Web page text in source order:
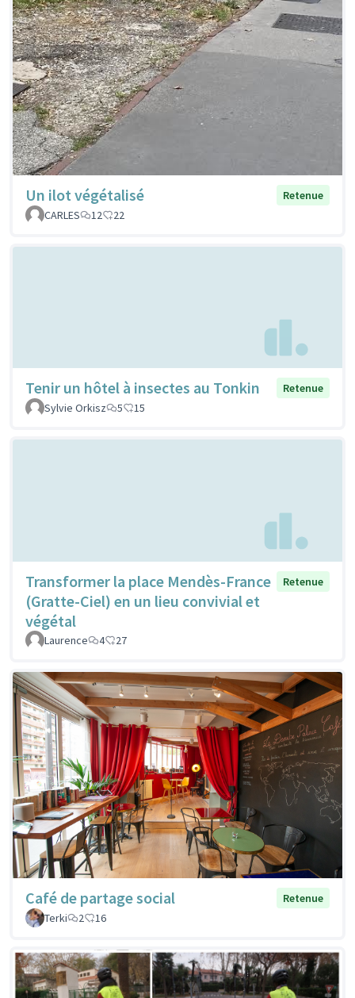
Un ilot végétalisé
Retenue
CARLES
12 22
Tenir un hôtel à insectes au Tonkin
Retenue
Sylvie Orkisz
5 15
Transformer la place Mendès-France
(Gratte-Ciel) en un lieu convivial et
végétal
Retenue
Laurence 4 27
Café de partage social
Retenue
Terki
2 16